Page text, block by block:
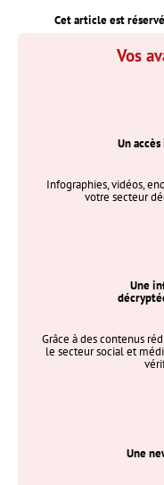
Cet article est
Vos
Un
Infographies, vidéos,
votre secteur
Une
Grâce à des contenus
le secteur social et
Une